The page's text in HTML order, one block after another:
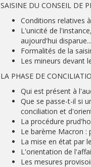
SAISINE DU CONSEIL DE
Conditions relatives
L'unicité de
aujourd'hui disparue...
Formalités de la
Les mineurs devant
LA PHASE DE
Qui est présent à
Que se passe-t-il si
conciliation et
La procédure
Le barème Macron :
La mise en état par
L'orientation de
Les mesures